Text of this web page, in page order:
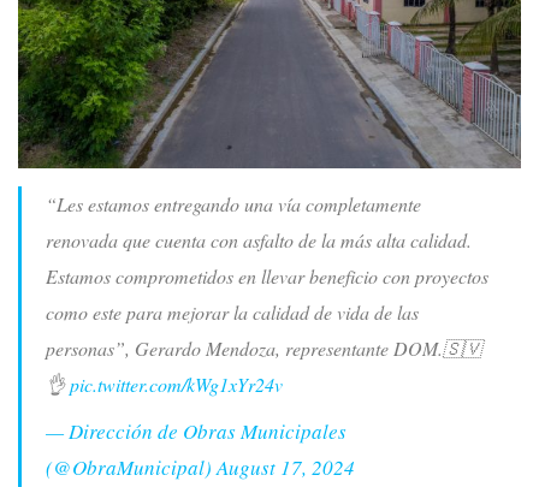
“Les estamos entregando una vía completamente
renovada que cuenta con asfalto de la más alta calidad.
Estamos comprometidos en llevar beneficio con proyectos
como este para mejorar la calidad de vida de las
personas”, Gerardo Mendoza, representante DOM.🇸🇻
👌pic.twitter.com/kWg1xYr24v
— Dirección de Obras Municipales
(@ObraMunicipal)August 17, 2024